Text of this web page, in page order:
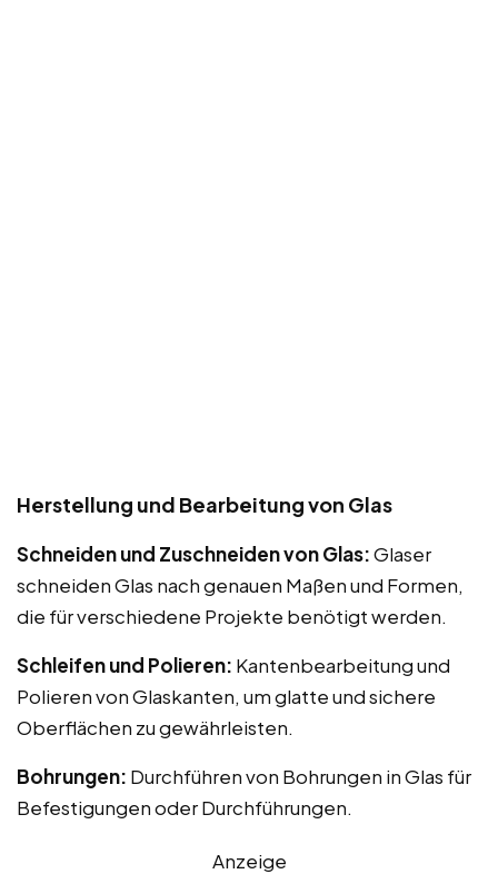
Herstellung und Bearbeitung von Glas
Schneiden und Zuschneiden von Glas:Glaser
schneiden Glas nach genauen Maßen und Formen,
die für verschiedene Projekte benötigt werden.
Schleifen und Polieren: Kantenbearbeitung und
Polieren von Glaskanten, um glatte und sichere
Oberflächen zu gewährleisten.
Bohrungen: Durchführen von Bohrungen in Glas für
Befestigungen oder Durchführungen.
Anzeige